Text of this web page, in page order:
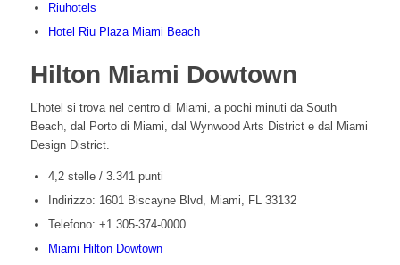
Riuhotels
Hotel Riu Plaza Miami Beach
Hilton Miami Dowtown
L’hotel si trova nel centro di Miami, a pochi minuti da South
Beach, dal Porto di Miami, dal Wynwood Arts District e dal Miami
Design District.
4,2 stelle / 3.341 punti
Indirizzo: 1601 Biscayne Blvd, Miami, FL 33132
Telefono: +1 305-374-0000
Miami Hilton Dowtown